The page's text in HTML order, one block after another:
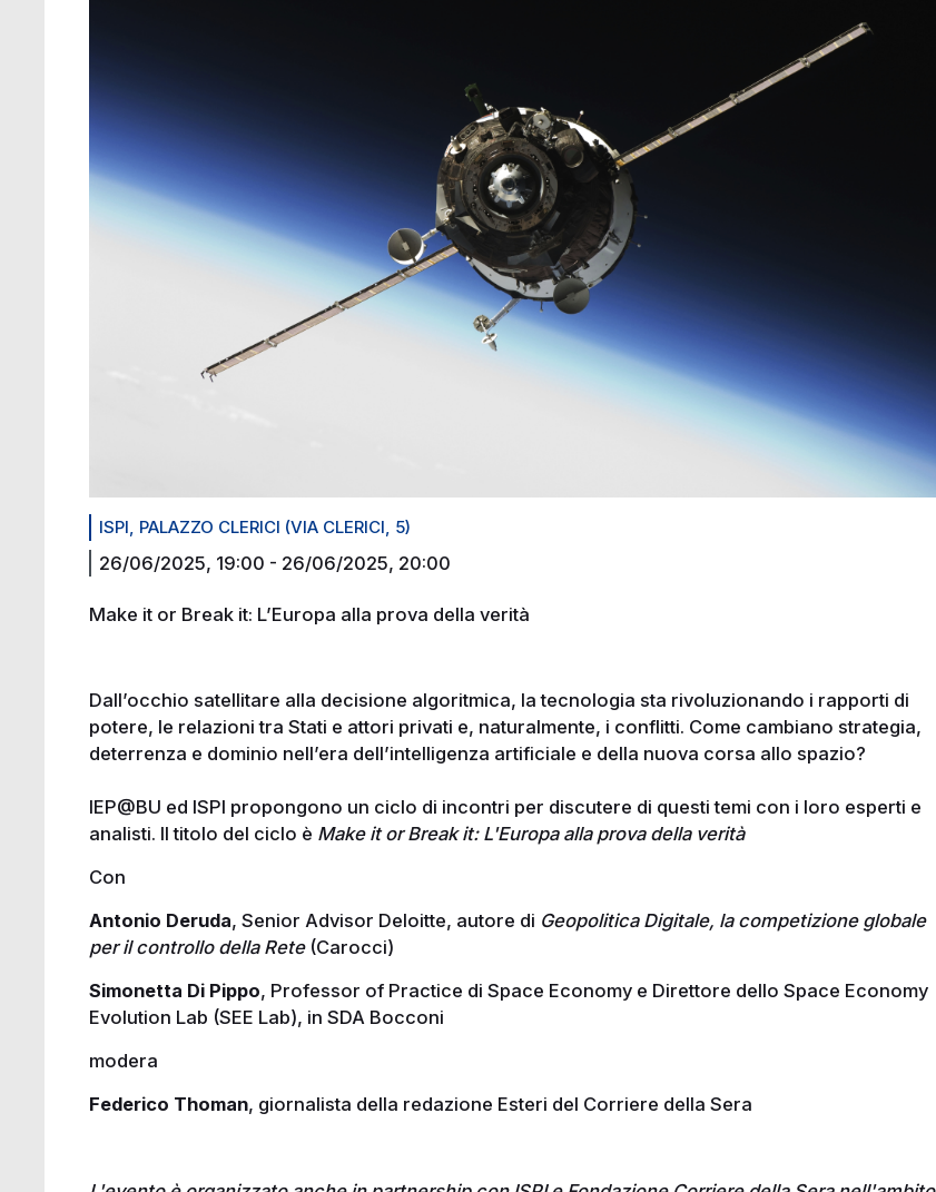
ISPI, PALAZZO CLERICI (VIA CLERICI, 5)
26/06/2025, 19:00 - 26/06/2025, 20:00
Make it or Break it: L’Europa alla prova della verità
Dall’occhio satellitare alla decisione algoritmica, la tecnologia sta rivoluzionando i rapporti di
potere, le relazioni tra Stati e attori privati e, naturalmente, i conflitti. Come cambiano strategia,
deterrenza e dominio nell’era dell’intelligenza artificiale e della nuova corsa allo spazio?
IEP@BU ed ISPI propongono un ciclo di incontri per discutere di questi temi con i loro esperti e
analisti. Il titolo del ciclo è Make it or Break it: L'Europa alla prova della verità
Con
Antonio Deruda, Senior Advisor Deloitte, autore di Geopolitica Digitale, la competizione globale
per il controllo della Rete(Carocci)
Simonetta Di Pippo, Professor of Practice di Space Economy e Direttore dello Space Economy
Evolution Lab (SEE Lab), in SDA Bocconi
modera
Federico Thoman, giornalista della redazione Esteri del Corriere della Sera